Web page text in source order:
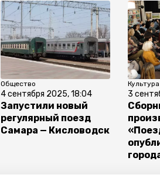
Общество
4 сентября 2025, 18:04
Запустили новый
регулярный поезд
Самара — Кисловодск
Культура
3